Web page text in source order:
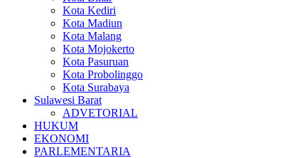
Kota Kediri
Kota Madiun
Kota Malang
Kota Mojokerto
Kota Pasuruan
Kota Probolinggo
Kota Surabaya
Sulawesi Barat
ADVETORIAL
HUKUM
EKONOMI
PARLEMENTARIA